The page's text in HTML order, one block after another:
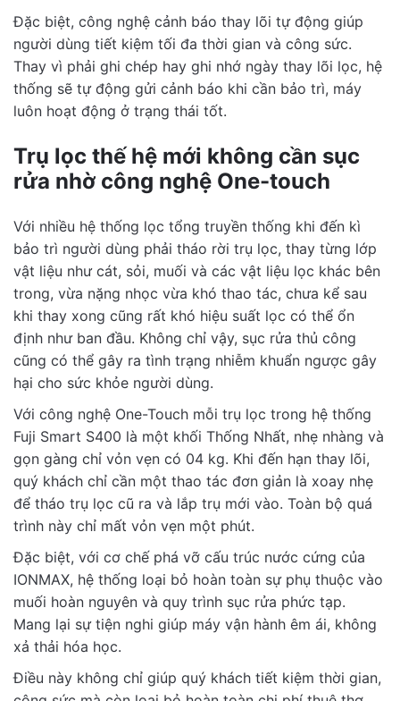
Đặc biệt, công nghệ cảnh báo thay lõi tự động giúp
người dùng tiết kiệm tối đa thời gian và công sức.
Thay vì phải ghi chép hay ghi nhớ ngày thay lõi lọc, hệ
thống sẽ tự động gửi cảnh báo khi cần bảo trì, máy
luôn hoạt động ở trạng thái tốt.
Trụ lọc thế hệ mới không cần sục
rửa nhờ công nghệ One-touch
Với nhiều hệ thống lọc tổng truyền thống khi đến kì
bảo trì người dùng phải tháo rời trụ lọc, thay từng lớp
vật liệu như cát, sỏi, muối và các vật liệu lọc khác bên
trong, vừa nặng nhọc vừa khó thao tác, chưa kể sau
khi thay xong cũng rất khó hiệu suất lọc có thể ổn
định như ban đầu. Không chỉ vậy, sục rửa thủ công
cũng có thể gây ra tình trạng nhiễm khuẩn ngược gây
hại cho sức khỏe người dùng.
Với công nghệ One-Touch mỗi trụ lọc trong hệ thống
Fuji Smart S400 là một khối Thống Nhất, nhẹ nhàng và
gọn gàng chỉ vỏn vẹn có 04 kg. Khi đến hạn thay lõi,
quý khách chỉ cần một thao tác đơn giản là xoay nhẹ
để tháo trụ lọc cũ ra và lắp trụ mới vào. Toàn bộ quá
trình này chỉ mất vỏn vẹn một phút.
Đặc biệt, với cơ chế phá vỡ cấu trúc nước cứng của
IONMAX, hệ thống loại bỏ hoàn toàn sự phụ thuộc vào
muối hoàn nguyên và quy trình sục rửa phức tạp.
Mang lại sự tiện nghi giúp máy vận hành êm ái, không
xả thải hóa học.
Điều này không chỉ giúp quý khách tiết kiệm thời gian,